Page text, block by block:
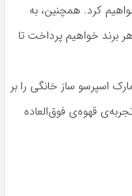
کرد. همچنین، به
برند خواهیم پرداخت تا
اسپرسو ساز خانگی را بر
قهوه‌ی فوق‌العاده